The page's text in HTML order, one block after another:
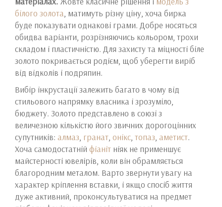
білого золота, матимуть різну ціну, хоча бирка
буде показувати однакові грами. Добре носяться
обидва варіанти, розрізняючись кольором, трохи
складом і пластичністю. Для захисту та міцності біле
золото покривається родієм, щоб уберегти виріб
від відколів і подряпин.
Вибір інкрустації залежить багато в чому від
стильового напрямку власника і зрозуміло,
бюджету. Золото представлено в союзі з
величезною кількістю його звичних дорогоцінних
супутників: алмаз, гранат, онікс, топаз, аметист.
Хоча самодостатній фіаніт ніяк не применшує
майстерності ювелірів, коли він обрамляється
благородним металом. Варто звернути увагу на
характер кріплення вставки, і якщо спосіб життя
дуже активний, проконсультуватися на предмет